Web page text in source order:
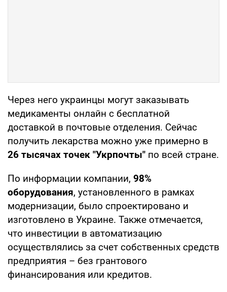
Через него украинцы могут заказывать
медикаменты онлайн с бесплатной
доставкой в почтовые отделения. Сейчас
получить лекарства можно уже примерно в
26 тысячах точек "Укрпочты" по всей стране.
По информации компании, 98%
оборудования, установленного в рамках
модернизации, было спроектировано и
изготовлено в Украине. Также отмечается,
что инвестиции в автоматизацию
осуществлялись за счет собственных средств
предприятия – без грантового
финансирования или кредитов.